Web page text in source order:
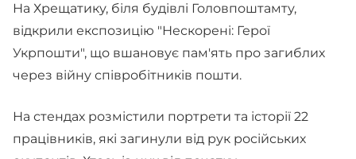
На Хрещатику, біля будівлі Головпоштамту,
відкрили експозицію "Нескорені: Герої
Укрпошти", що вшановує пам'ять про загиблих
через війну співробітників пошти.
На стендах розмістили портрети та історії 22
працівників, які загинули від рук російських